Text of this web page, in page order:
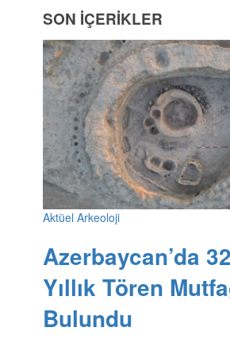
SON İÇERİKLER
Aktüel Arkeoloji
Azerbaycan’da
Yıllık Tören
Bulundu